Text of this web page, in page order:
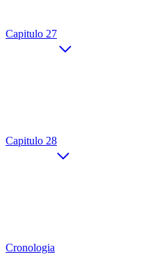
Capitulo 27
Capitulo 28
Cronologia